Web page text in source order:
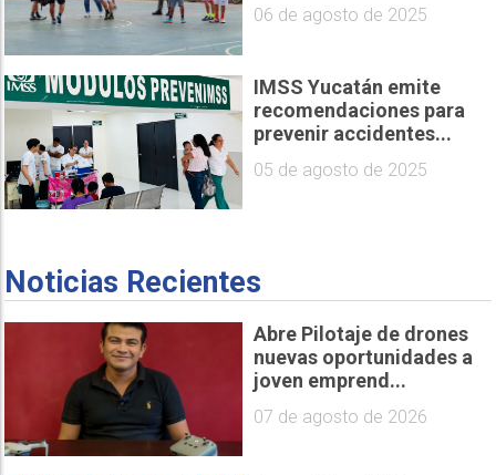
06 de agosto de 2025
IMSS Yucatán emite
recomendaciones para
prevenir accidentes...
05 de agosto de 2025
Noticias Recientes
Abre Pilotaje de drones
nuevas oportunidades a
joven emprend...
07 de agosto de 2026